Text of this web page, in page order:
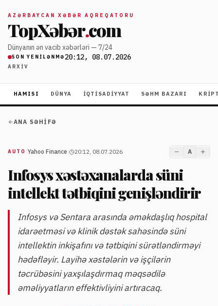
AZƏRBAYCAN XƏBƏR AQREQATORU
TopXəbər.com
Dünyanın ən vacib xəbərləri — 7/24
SON YENILƏNMƏ 20:12, 08.07.2026
ARXIV
HAMISI DÜNYA İQTISADIYYAT SƏHM BAZARI
ANA SƏHIFƏ
AUTO Yahoo Finance 20:12, 08.07.2026 A
Infosys xəstəxanalarda süni
intellekt tətbiqini genişləndirir
Infosys və Sentara arasında əməkdaşlıq hospital
idarəetməsi və klinik dəstək sahəsində süni
intellektin inkişafını və tətbiqini sürətləndirməyi
hədəfləyir. Layihə xəstələrin və işçilərin
təcrübəsini yaxşılaşdırmaq məqsədilə
əməliyyatların effektivliyini artıracaq.